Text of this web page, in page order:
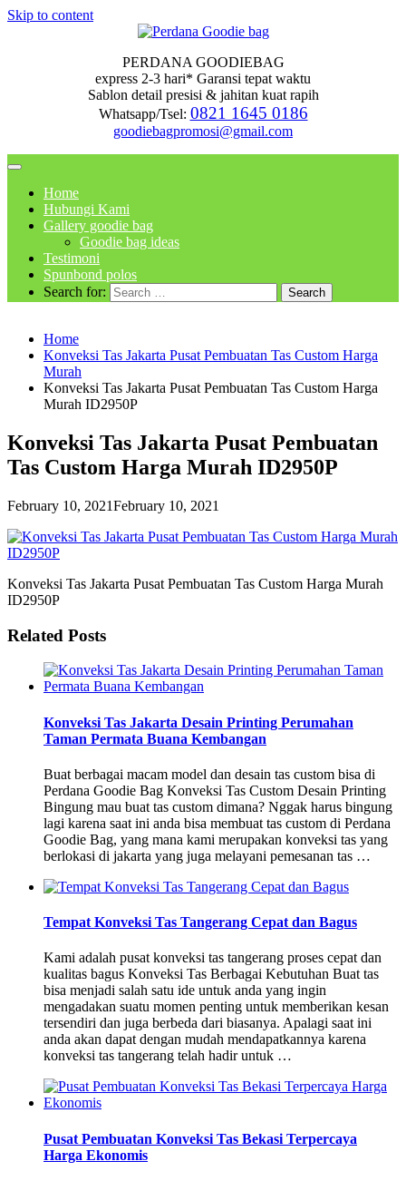
Skip to content
PERDANA GOODIEBAG
express 2-3 hari* Garansi tepat waktu
Sablon detail presisi & jahitan kuat rapih
Whatsapp/Tsel: 0821 1645 0186
goodiebagpromosi@gmail.com
Home
Hubungi Kami
Gallery goodie bag
Goodie bag ideas
Testimoni
Spunbond polos
Search for:
Home
Konveksi Tas Jakarta Pusat Pembuatan Tas Custom Harga
Murah
Konveksi Tas Jakarta Pusat Pembuatan Tas Custom Harga
Murah ID2950P
Konveksi Tas Jakarta Pusat Pembuatan
Tas Custom Harga Murah ID2950P
February 10, 2021February 10, 2021
Konveksi Tas Jakarta Pusat Pembuatan Tas Custom Harga Murah
ID2950P
Related Posts
Konveksi Tas Jakarta Desain Printing Perumahan
Taman Permata Buana Kembangan
Buat berbagai macam model dan desain tas custom bisa di
Perdana Goodie Bag Konveksi Tas Custom Desain Printing
Bingung mau buat tas custom dimana? Nggak harus bingung
lagi karena saat ini anda bisa membuat tas custom di Perdana
Goodie Bag, yang mana kami merupakan konveksi tas yang
berlokasi di jakarta yang juga melayani pemesanan tas …
Tempat Konveksi Tas Tangerang Cepat dan Bagus
Kami adalah pusat konveksi tas tangerang proses cepat dan
kualitas bagus Konveksi Tas Berbagai Kebutuhan Buat tas
bisa menjadi salah satu ide untuk anda yang ingin
mengadakan suatu momen penting untuk memberikan kesan
tersendiri dan juga berbeda dari biasanya. Apalagi saat ini
anda akan dapat dengan mudah mendapatkannya karena
konveksi tas tangerang telah hadir untuk …
Pusat Pembuatan Konveksi Tas Bekasi Terpercaya
Harga Ekonomis